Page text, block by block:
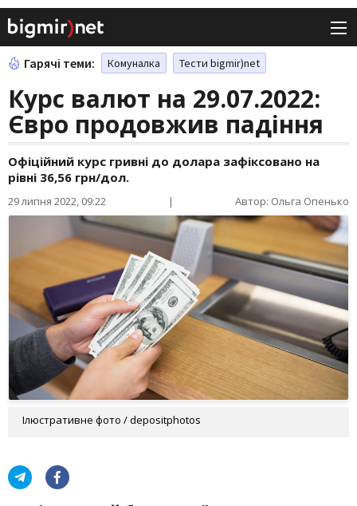
Гарячі теми: Комуналка Тести bigmir)net
Курс валют на 29.07.2022:
Євро продовжив падіння
Офіційний курс гривні до долара зафіксовано на
рівні 36,56 грн/дол.
29 липня 2022, 09:22 | Автор: Ольга Опенько
Ілюстративне фото / depositphotos